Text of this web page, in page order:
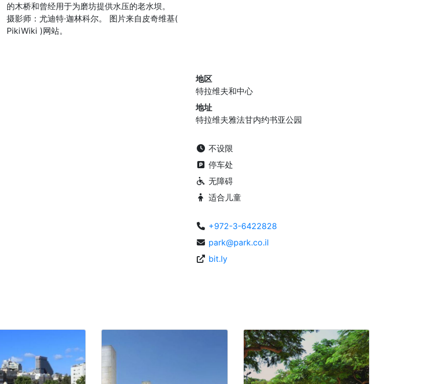
的木桥和曾经用于为磨坊提供水压的老水坝。
摄影师：尤迪特·迦林科尔。 图片来自皮奇维基(
PikiWiki )网站。
地区
特拉维夫和中心
地址
特拉维夫雅法甘内约书亚公园
不设限
停车处
无障碍
适合儿童
+972-3-6422828
park@park.co.il
bit.ly